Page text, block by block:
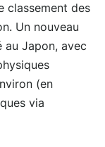
classement des
Un nouveau
au Japon, avec
(en
via